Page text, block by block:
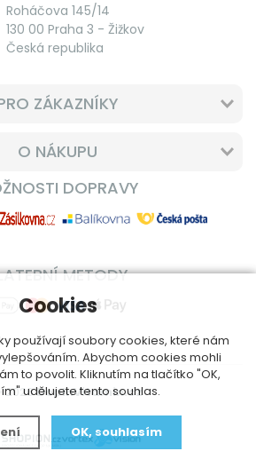
Roháčova 145/14
130 00 Praha 3 - Žižkov
Česká republika
ZÁKAZNÍKY
O NÁKUPU
DOPRAVY
METODY
2026DoplnVitamin.cz
Cookies
používají soubory cookies, které nám
Abychom cookies mohli
to povolit. Kliknutím na tlačítko "OK,
udělujete tento souhlas.
OK, souhlasím